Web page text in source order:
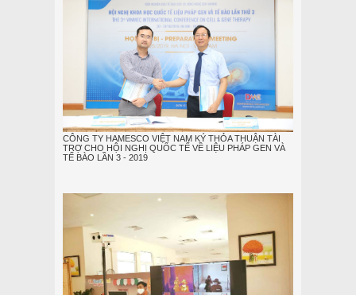
CÔNG TY HAMESCO VIỆT NAM KÝ THỎA THUẬN TÀI
TRỢ CHO HỘI NGHỊ QUỐC TẾ VỀ LIỆU PHÁP GEN VÀ
TẾ BÀO LẦN 3 - 2019